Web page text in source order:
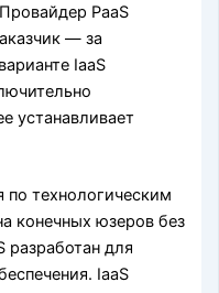
PaaS
— за
IaaS
устанавливает
по технологическим
конечных юзеров без
разработан для
IaaS